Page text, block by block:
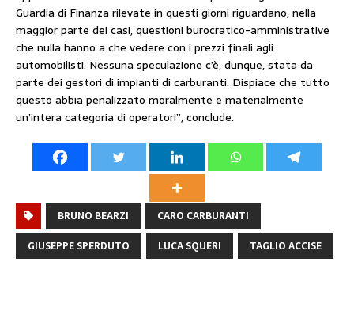
Guardia di Finanza rilevate in questi giorni riguardano, nella
maggior parte dei casi, questioni burocratico-amministrative
che nulla hanno a che vedere con i prezzi finali agli
automobilisti. Nessuna speculazione c’è, dunque, stata da
parte dei gestori di impianti di carburanti. Dispiace che tutto
questo abbia penalizzato moralmente e materialmente
un’intera categoria di operatori”, conclude.
BRUNO BEARZI
CARO CARBURANTI
GIUSEPPE SPERDUTO
LUCA SQUERI TAGLIO ACCISE